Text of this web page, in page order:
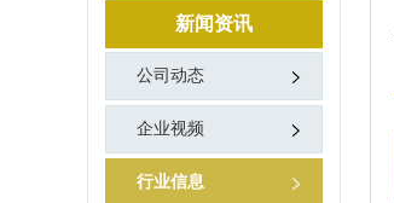
新闻资讯
公司动态
企业视频
行业信息